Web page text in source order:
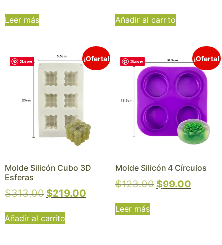
Leer más Añadir al carrito
Save ¡Oferta!
Molde Silicón Cubo 3D
Esferas
$313.00 $219.00
Añadir al carrito
Save ¡Oferta!
Molde Silicón 4 Círculos
$123.00 $99.00
Leer más